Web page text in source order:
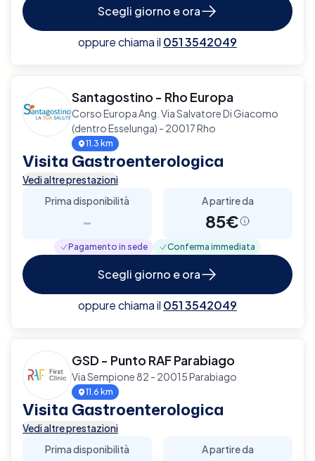
Scegli giorno e ora
oppure chiama il 051 3542049
Santagostino - Rho Europa
Corso Europa Ang. Via Salvatore Di Giacomo
(dentro Esselunga) - 20017 Rho
11.3 km
Visita Gastroenterologica
Vedi altre prestazioni
Prima disponibilità
-
A partire da
85€
Pagamento in sede Conferma immediata
Scegli giorno e ora
oppure chiama il 051 3542049
GSD - Punto RAF Parabiago
Via Sempione 82 - 20015 Parabiago
11.6 km
Visita Gastroenterologica
Vedi altre prestazioni
Prima disponibilità
A partire da